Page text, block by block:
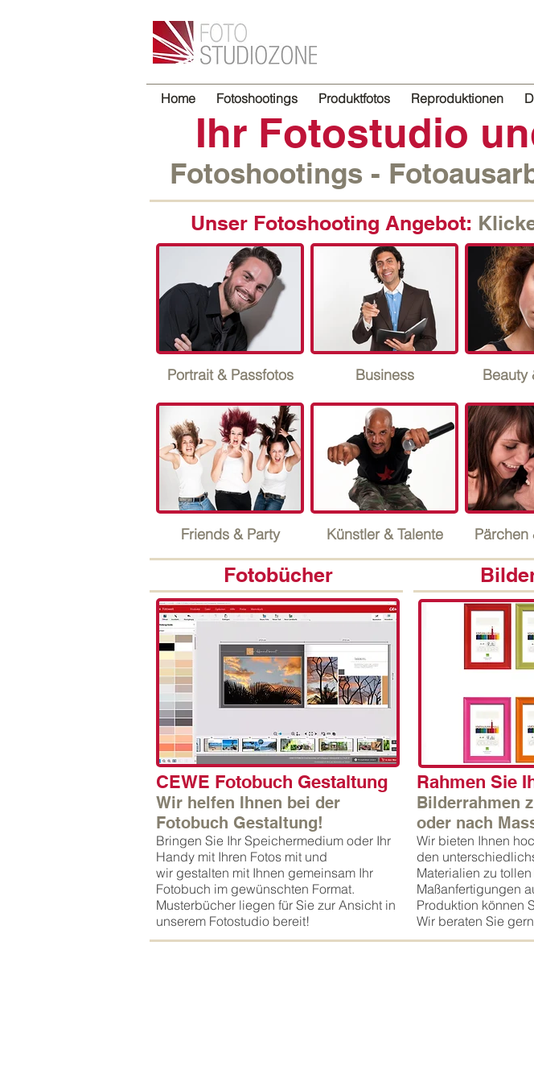
Home Fotoshootings Produktfotos Reproduktionen
Ihr Fotostudio
Fotoshootings -
Unser Fotoshooting Angebot:
Portrait & Passfotos Business Beauty
Friends & Party Künstler & Talente Pärchen
Fotobücher
CEWE Fotobuch Gestaltung
Wir helfen Ihnen bei der
Fotobuch Gestaltung!
Bringen Sie Ihr Speichermedium oder Ihr
Handy mit Ihren Fotos mit und
wir gestalten mit Ihnen gemeinsam Ihr
Fotobuch im gewünschten Format.
Musterbücher liegen für Sie zur Ansicht in
unserem Fotostudio bereit!
Rahmen Sie
Bilderrahmen
oder nach
Wir bieten Ihnen
den
Materialien zu
Maßanfertigungen
Produktion können
Wir beraten Sie